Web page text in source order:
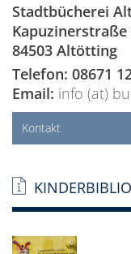
Stadtbücherei
Kapuzinerstraße
84503 Altötting
Telefon: 08671
Email: info (at)
Kontakt